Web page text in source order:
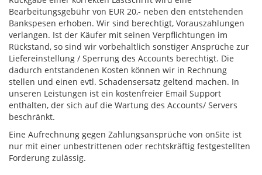
Bearbeitungsgebühr von EUR 20,- neben den entstehenden
Bankspesen erhoben. Wir sind berechtigt, Vorauszahlungen
verlangen. Ist der Käufer mit seinen Verpflichtungen im
Rückstand, so sind wir vorbehaltlich sonstiger Ansprüche zur
Liefereinstellung / Sperrung des Accounts berechtigt. Die
dadurch entstandenen Kosten können wir in Rechnung
stellen und einen evtl. Schadensersatz geltend machen. In
unseren Leistungen ist ein kostenfreier Email Support
enthalten, der sich auf die Wartung des Accounts/ Servers
beschränkt.
Eine Aufrechnung gegen Zahlungsansprüche von onSite ist
nur mit einer unbestrittenen oder rechtskräftig festgestellten
Forderung zulässig.